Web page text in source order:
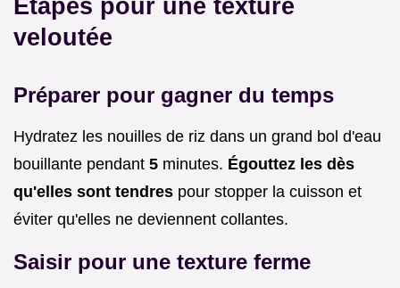
veloutée
Préparer pour gagner du temps
Hydratez les nouilles de riz dans un grand bol d'eau
bouillante pendant 5 minutes. Égouttez les dès
qu'elles sont tendres pour stopper la cuisson et
éviter qu'elles ne deviennent collantes.
Saisir pour une texture ferme